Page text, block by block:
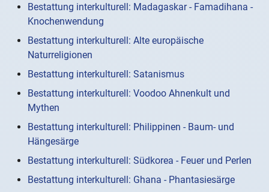
Bestattung interkulturell: Madagaskar - Famadihana -
Knochenwendung
Bestattung interkulturell: Alte europäische
Naturreligionen
Bestattung interkulturell: Satanismus
Bestattung interkulturell: Voodoo Ahnenkult und
Mythen
Bestattung interkulturell: Philippinen - Baum- und
Hängesärge
Bestattung interkulturell: Südkorea - Feuer und Perlen
Bestattung interkulturell: Ghana - Phantasiesärge